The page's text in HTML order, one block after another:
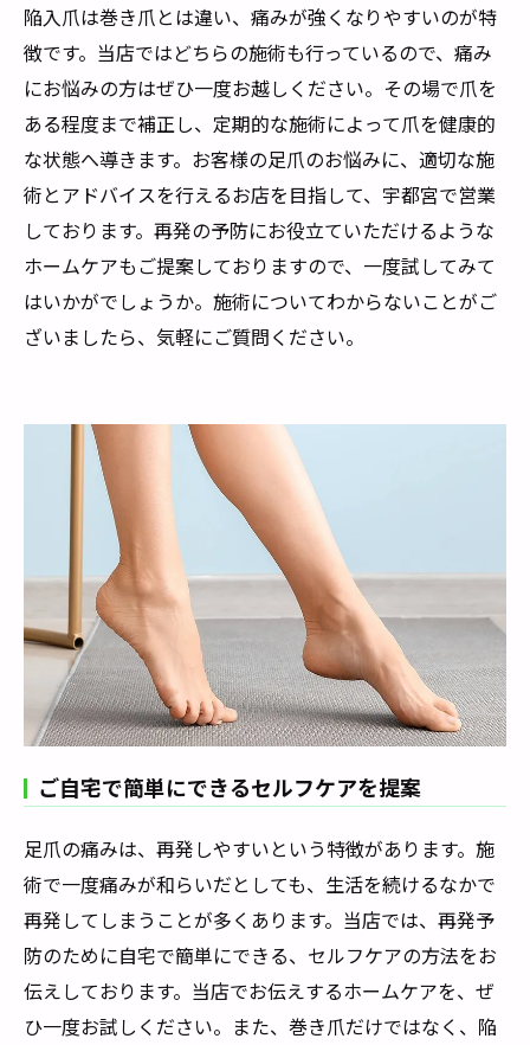
陥入爪は巻き爪とは違い、痛みが強くなりやすいのが特
徴です。当店ではどちらの施術も行っているので、痛み
にお悩みの方はぜひ一度お越しください。その場で爪を
ある程度まで補正し、定期的な施術によって爪を健康的
な状態へ導きます。お客様の足爪のお悩みに、適切な施
術とアドバイスを行えるお店を目指して、宇都宮で営業
しております。再発の予防にお役立ていただけるような
ホームケアもご提案しておりますので、一度試してみて
はいかがでしょうか。施術についてわからないことがご
ざいましたら、気軽にご質問ください。
ご自宅で簡単にできるセルフケアを提案
足爪の痛みは、再発しやすいという特徴があります。施
術で一度痛みが和らいだとしても、生活を続けるなかで
再発してしまうことが多くあります。当店では、再発予
防のために自宅で簡単にできる、セルフケアの方法をお
伝えしております。当店でお伝えするホームケアを、ぜ
ひ一度お試しください。また、巻き爪だけではなく、陥